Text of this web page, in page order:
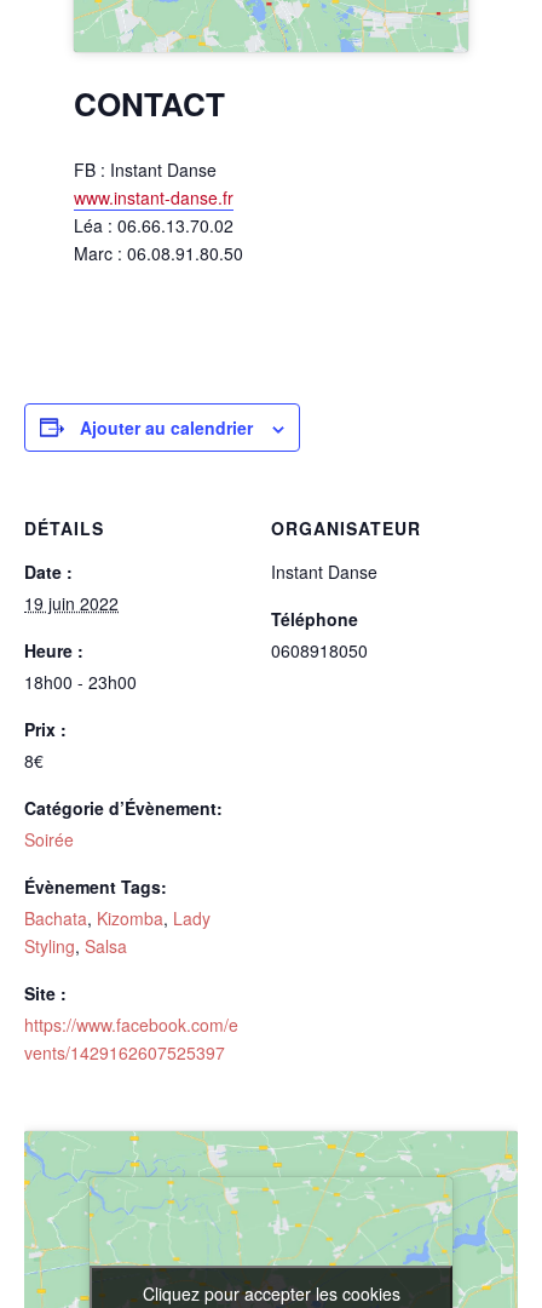
CONTACT
FB : Instant Danse
www.instant-danse.fr
Léa : 06.66.13.70.02
Marc : 06.08.91.80.50
Ajouter au calendrier
DÉTAILS
Date :
19 juin 2022
Heure :
18h00 - 23h00
Prix :
8€
Catégorie d’Évènement:
Soirée
Évènement Tags:
Bachata, Kizomba, Lady
Styling, Salsa
Site :
https://www.facebook.com/e
vents/1429162607525397
ORGANISATEUR
Instant Danse
Téléphone
0608918050
Cliquez pour accepter les cookies
Cliquez pour accepter les cookies